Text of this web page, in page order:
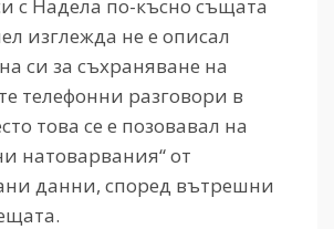
с Надела по-късно същата
изглежда не е описал
си за съхраняване на
телефонни разговори в
това се е позовавал на
натоварвания“ от
данни, според вътрешни